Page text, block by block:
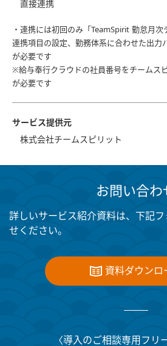
直接連携
・連携には初回のみ「TeamSpirit 勤怠月次
連携項目の設定、勤務体系に合わせた出力
が必要です
※給与奉行クラウドの社員番号をチームス
が必要です
サービス提供元
株式会社チームスピリット
お問い合わ
詳しいサービス紹介資料は、下記
せください。
資料ダウンロ
〈導入のご相談専用フリ